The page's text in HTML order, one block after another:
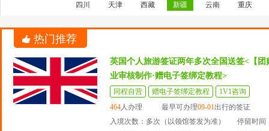
四川
天津 西藏 新疆 云南 重庆
热门推荐
英国个人旅游签证两年多次全国送签<【
业审核制作·赠电子签绑定教程>
同程自营 赠电子签绑定教程
1V1咨询
464人办理 最早可办理09-01出行的签证
入境次数：多次（以领馆签发为准）
停留时间